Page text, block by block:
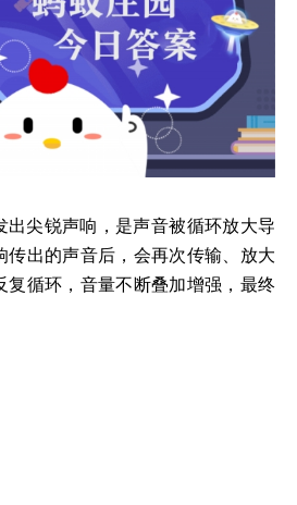
出尖锐声响，是声音被循环放大导
传出的声音后，会再次传输、放大
复循环，音量不断叠加增强，最终